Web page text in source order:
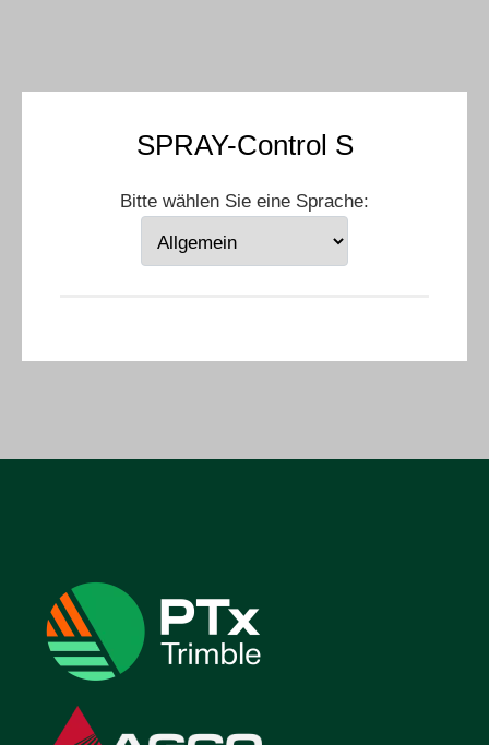
SPRAY-Control S
Bitte wählen Sie eine Sprache: